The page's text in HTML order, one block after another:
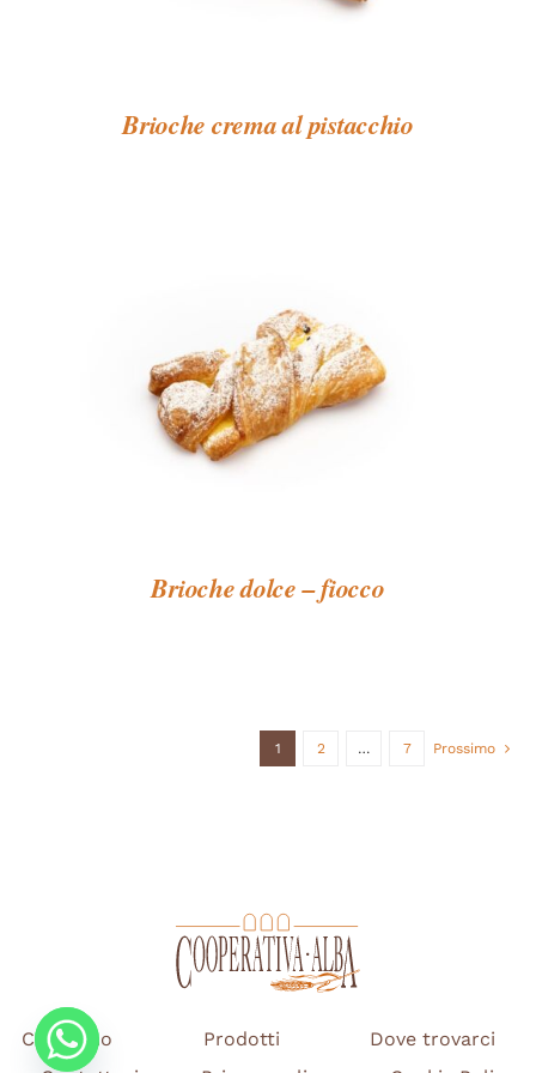
Brioche crema al pistacchio
Brioche dolce – fiocco
1 2 … 7 Prossimo
Chi siamo Prodotti
Dove trovarci